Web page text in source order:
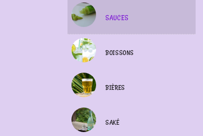
SAUCES
BOISSONS
BIÈRES
SAKÉ